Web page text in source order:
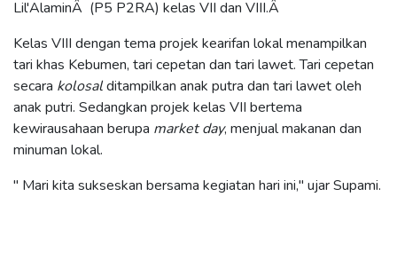
Lil'AlaminÂ (P5 P2RA) kelas VII dan VIII.Â
Kelas VIII dengan tema projek kearifan lokal menampilkan
tari khas Kebumen, tari cepetan dan tari lawet. Tari cepetan
secara kolosalditampilkan anak putra dan tari lawet oleh
anak putri. Sedangkan projek kelas VII bertema
kewirausahaan berupa market day, menjual makanan dan
minuman lokal.
" Mari kita sukseskan bersama kegiatan hari ini," ujar Supami.